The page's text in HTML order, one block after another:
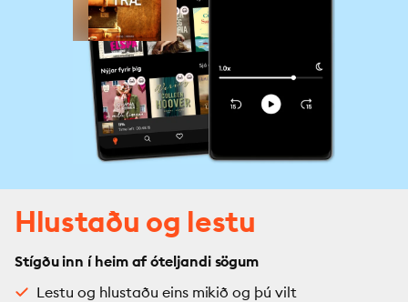
Hlustaðu og lestu
Stígðu inn í heim af óteljandi sögum
Lestu og hlustaðu eins mikið og þú vilt